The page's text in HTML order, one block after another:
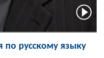
по русскому языку